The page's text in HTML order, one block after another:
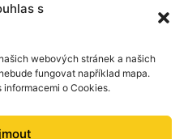
s
webových stránek a našich
fungovat například mapa.
informacemi o Cookies.